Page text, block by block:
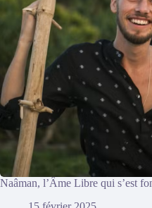
Naâman, l’Âme Libre qui s’est